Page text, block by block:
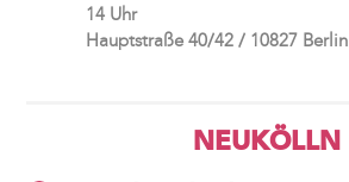
14 Uhr
Hauptstraße 40/42 / 10827 Berlin
NEUKÖLLN